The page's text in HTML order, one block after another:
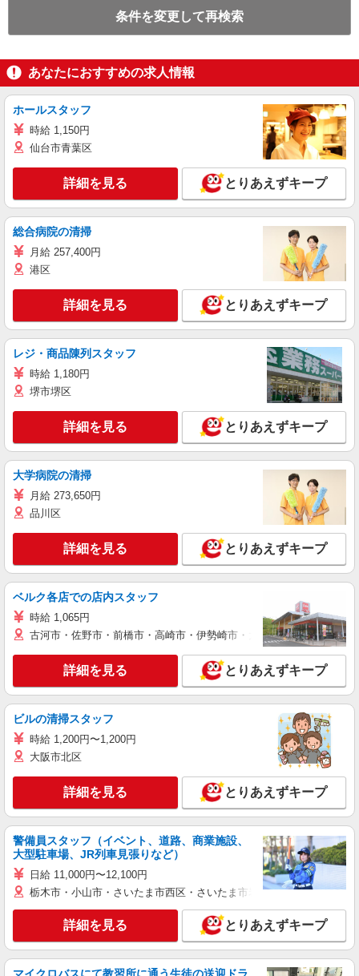
条件を変更して再検索
あなたにおすすめの求人情報
ホールスタッフ
時給 1,150円
仙台市青葉区
詳細を見る とりあえずキープ
総合病院の清掃
月給 257,400円
港区
詳細を見る とりあえずキープ
レジ・商品陳列スタッフ
時給 1,180円
堺市堺区
詳細を見る とりあえずキープ
大学病院の清掃
月給 273,650円
品川区
詳細を見る とりあえずキープ
ベルク各店での店内スタッフ
時給 1,065円
古河市・佐野市・前橋市・高崎市・伊勢崎市・太田市・館林市・藤
詳細を見る とりあえずキープ
ビルの清掃スタッフ
時給 1,200円〜1,200円
大阪市北区
詳細を見る とりあえずキープ
警備員スタッフ（イベント、道路、商業施設、
大型駐車場、JR列車見張りなど）
日給 11,000円〜12,100円
栃木市・小山市・さいたま市西区・さいたま市岩槻区・久喜市・蓮田
詳細を見る とりあえずキープ